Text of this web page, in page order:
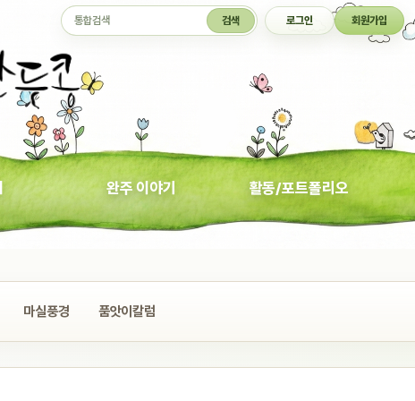
통합검색 검색 로그인 회원가입
완주 이야기 활동/포트폴리오
마실풍경 품앗이칼럼